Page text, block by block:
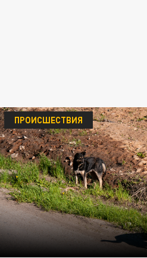
ПРОИСШЕСТВИЯ